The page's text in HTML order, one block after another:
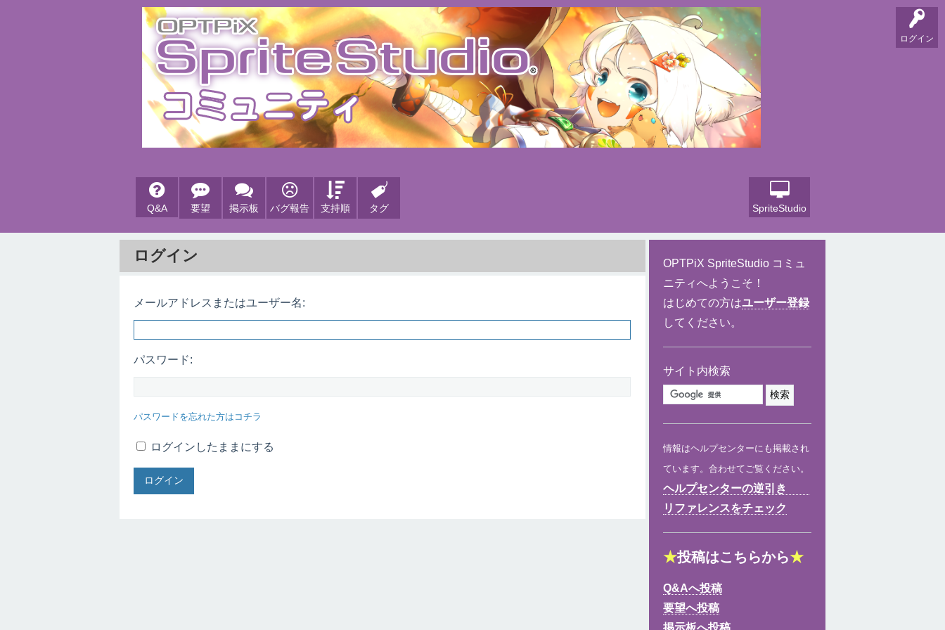
ログイン
Q&A 要望 掲示板 バグ報告 支持順 タグ SpriteStudio
ログイン
メールアドレスまたはユーザー名:
パスワード:
パスワードを忘れた方はコチラ
ログインしたままにする
OPTPiX SpriteStudio コミュ
ニティへようこそ！
はじめての方はユーザー登録
してください。
サイト内検索
情報はヘルプセンターにも掲載され
ています。合わせてご覧ください。
ヘルプセンターの逆引き
リファレンスをチェック
★投稿はこちらから★
Q&Aへ投稿
要望へ投稿
掲示板へ投稿